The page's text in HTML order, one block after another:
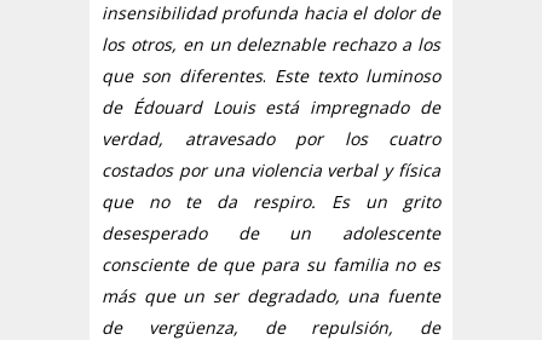
insensibilidad profunda hacia el dolor de
los otros, en un deleznable rechazo a los
que son diferentes. Este texto luminoso
de Édouard Louis está impregnado de
verdad, atravesado por los cuatro
costados por una violencia verbal y física
que no te da respiro. Es un grito
desesperado de un adolescente
consciente de que para su familia no es
más que un ser degradado, una fuente
de vergüenza, de repulsión, de